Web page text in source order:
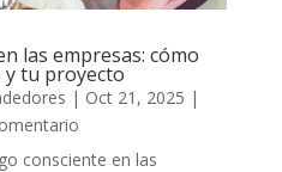
las empresas: cómo
y tu proyecto
| Oct 21, 2025 |
consciente en las